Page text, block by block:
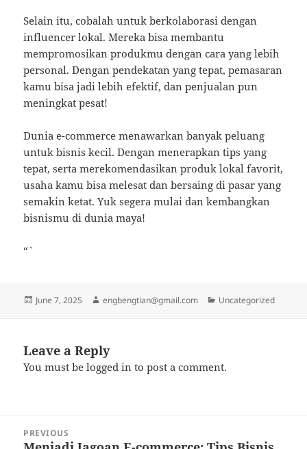
Selain itu, cobalah untuk berkolaborasi dengan
influencer lokal. Mereka bisa membantu
mempromosikan produkmu dengan cara yang lebih
personal. Dengan pendekatan yang tepat, pemasaran
kamu bisa jadi lebih efektif, dan penjualan pun
meningkat pesat!
Dunia e-commerce menawarkan banyak peluang
untuk bisnis kecil. Dengan menerapkan tips yang
tepat, serta merekomendasikan produk lokal favorit,
usaha kamu bisa melesat dan bersaing di pasar yang
semakin ketat. Yuk segera mulai dan kembangkan
bisnismu di dunia maya!
“`
Posted
June 7, 2025 Author
engbengtian@gmail.com Categories
Uncategorized
Leave a Reply
You must belogged in to post a comment.
navigation
PREVIOUS